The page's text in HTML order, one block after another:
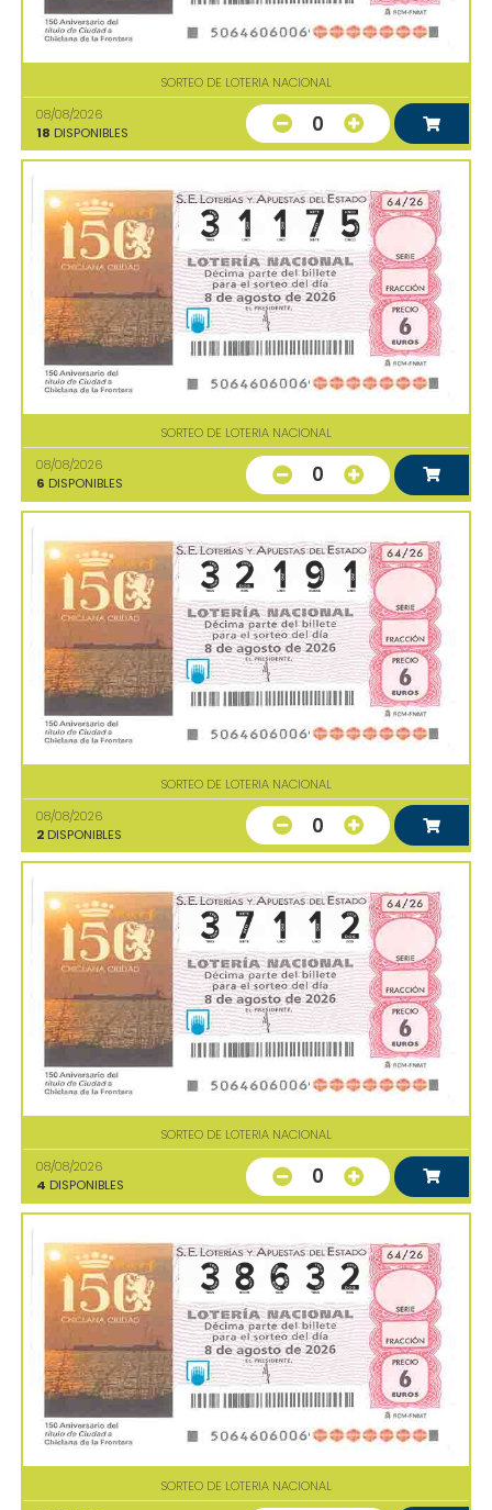
SORTEO DE LOTERIA NACIONAL
08/08/2026
18 DISPONIBLES 0
SORTEO DE LOTERIA NACIONAL
08/08/2026
6 DISPONIBLES 0
SORTEO DE LOTERIA NACIONAL
08/08/2026
2 DISPONIBLES 0
SORTEO DE LOTERIA NACIONAL
08/08/2026
4 DISPONIBLES 0
SORTEO DE LOTERIA NACIONAL